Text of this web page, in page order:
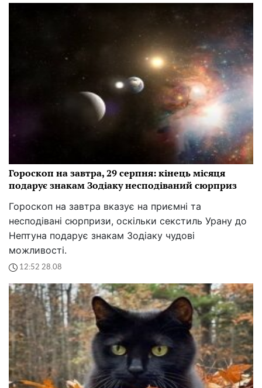
Гороскоп на завтра, 29 серпня: кінець місяця
подарує знакам Зодіаку несподіваний сюрприз
Гороскоп на завтра вказує на приємні та
несподівані сюрпризи, оскільки секстиль Урану до
Нептуна подарує знакам Зодіаку чудові
можливості.
12:52 28.08